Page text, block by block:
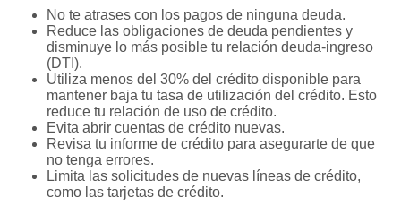
No te atrases con los pagos de ninguna deuda.
Reduce las obligaciones de deuda pendientes y
disminuye lo más posible tu relación deuda-ingreso
(DTI).
Utiliza menos del 30% del crédito disponible para
mantener baja tu tasa de utilización del crédito. Esto
reduce tu relación de uso de crédito.
Evita abrir cuentas de crédito nuevas.
Revisa tu informe de crédito para asegurarte de que
no tenga errores.
Limita las solicitudes de nuevas líneas de crédito,
como las tarjetas de crédito.